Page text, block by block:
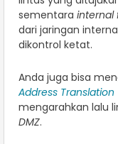
sementara internal
dari jaringan
dikontrol ketat.
Anda juga bisa
Address Translation
mengarahkan lalu
DMZ.